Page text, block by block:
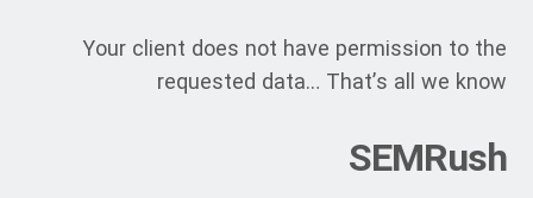
Your client does not have permission to the
requested data… That’s all we know
SEMRush